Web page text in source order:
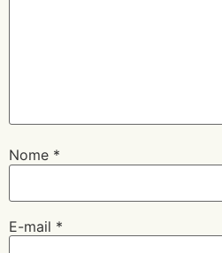
Nome *
E-mail *